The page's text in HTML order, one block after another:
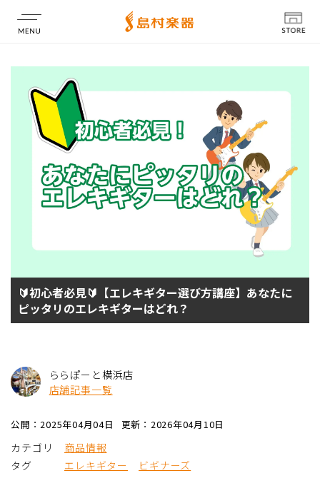
店舗情報
🔰初心者必見🔰【エレキギター選び方講座】あなたに
ピッタリのエレキギターはどれ？
ららぽーと横浜店
店舗記事一覧
公開：2025年04月04日 更新：2026年04月10日
カテゴリ
商品情報
タグ
エレキギター ビギナーズ